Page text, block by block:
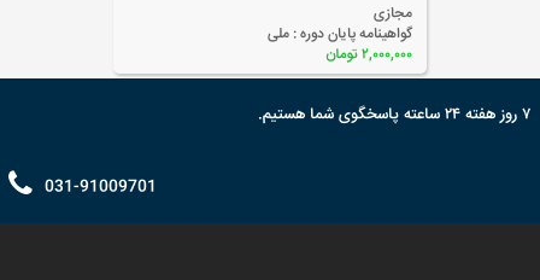
مجازی
گواهینامه پایان دوره : ملی
۲,۰۰۰,۰۰۰ تومان
۷ روز هفته ۲۴ ساعته پاسخگوی شما هستیم.
031-91009701